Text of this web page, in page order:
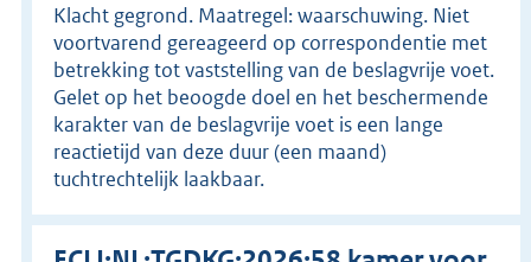
Klacht gegrond. Maatregel: waarschuwing. Niet
voortvarend gereageerd op correspondentie met
betrekking tot vaststelling van de beslagvrije voet.
Gelet op het beoogde doel en het beschermende
karakter van de beslagvrije voet is een lange
reactietijd van deze duur (een maand)
tuchtrechtelijk laakbaar.